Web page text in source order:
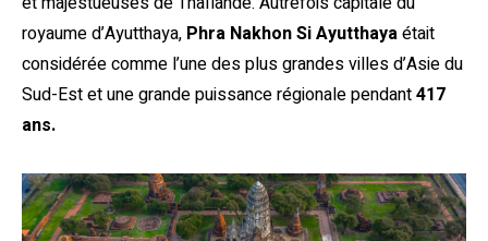
royaume d’Ayutthaya, Phra Nakhon Si Ayutthayaétait
considérée comme l’une des plus grandes villes d’Asie du
Sud-Est et une grande puissance régionale pendant417
ans.